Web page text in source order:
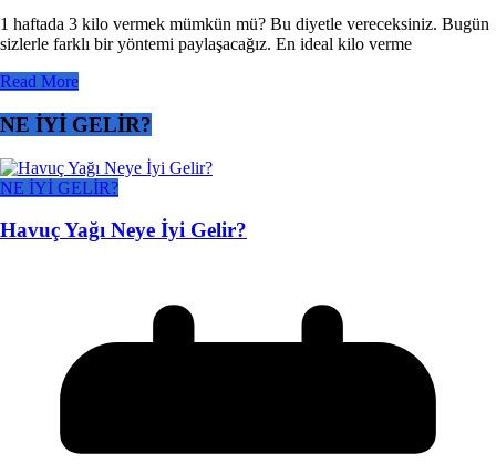
1 haftada 3 kilo vermek mümkün mü? Bu diyetle vereceksiniz. Bugün
sizlerle farklı bir yöntemi paylaşacağız. En ideal kilo verme
Read More
NE İYİ GELİR?
NE İYİ GELİR?
Havuç Yağı Neye İyi Gelir?